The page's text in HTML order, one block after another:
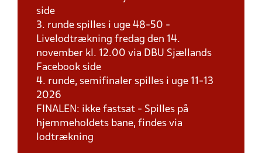
side
3. runde spilles i uge 48-50 -
Livelodtrækning fredag den 14.
november kl. 12.00 via DBU Sjællands
Facebook side
4. runde, semifinaler spilles i uge 11-13
2026
FINALEN: ikke fastsat - Spilles på
hjemmeholdets bane, findes via
lodtrækning